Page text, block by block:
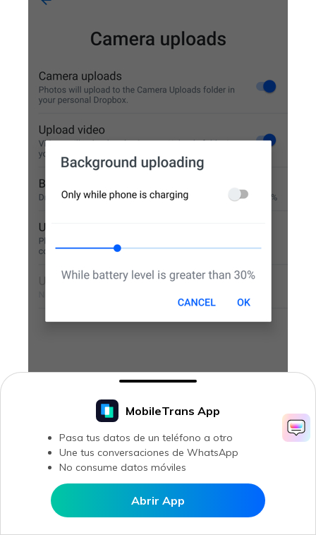
Abrir en MobileTrans
MobileTrans App
Pasa tus datos de un teléfono a otro
Une tus conversaciones de WhatsApp
No consume datos móviles
Abrir App
La subida de cámaras Dropbox es una buena manera de
asegurar que tus fotos y videos se suban y guarden